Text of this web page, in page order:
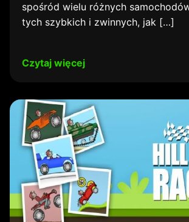
spośród wielu różnych
tych szybkich i zwinnych, jak […]
Czytaj więcej